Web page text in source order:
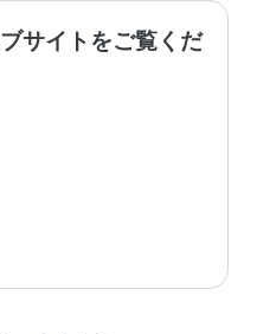
サイトをご覧くだ